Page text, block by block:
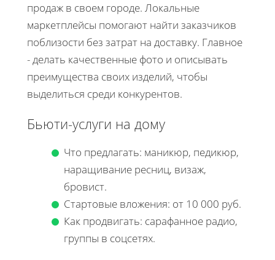
продаж в своем городе. Локальные
маркетплейсы помогают найти заказчиков
поблизости без затрат на доставку. Главное
- делать качественные фото и описывать
преимущества своих изделий, чтобы
выделиться среди конкурентов.
Бьюти-услуги на дому
Что предлагать: маникюр, педикюр,
наращивание ресниц, визаж,
бровист.
Стартовые вложения: от 10 000 руб.
Как продвигать: сарафанное радио,
группы в соцсетях.